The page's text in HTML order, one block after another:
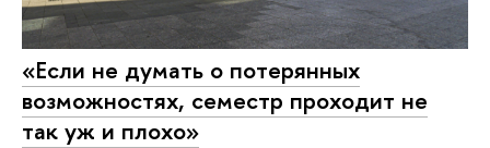
«Если не думать о потерянных
возможностях, семестр проходит не
так уж и плохо»